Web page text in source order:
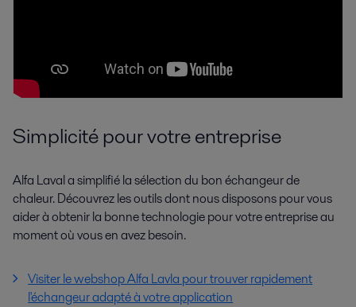
Simplicité pour votre entreprise
Alfa Laval a simplifié la sélection du bon échangeur de
chaleur. Découvrez les outils dont nous disposons pour vous
aider à obtenir la bonne technologie pour votre entreprise au
moment où vous en avez besoin.
Visiter le webshop Alfa Lavla pour trouver rapidement
l'échangeur adapté à votre application